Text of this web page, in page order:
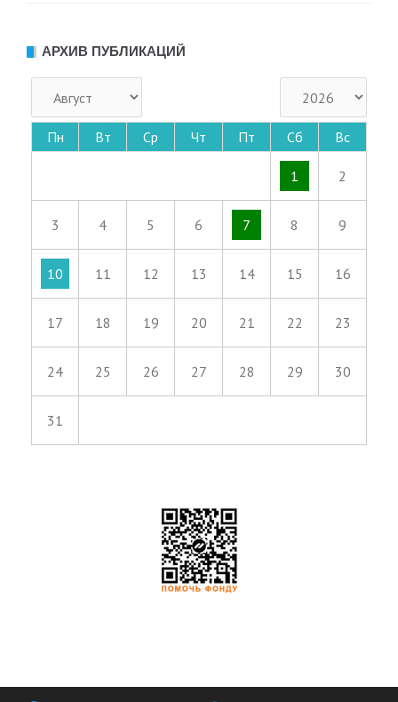
АРХИВ ПУБЛИКАЦИЙ
Пн Вт Ср Чт Пт Сб Вс
1 2
3 4 5 6 7 8 9
10 11 12 13 14 15 16
17 18 19 20 21 22 23
24 25 26 27 28 29 30
31